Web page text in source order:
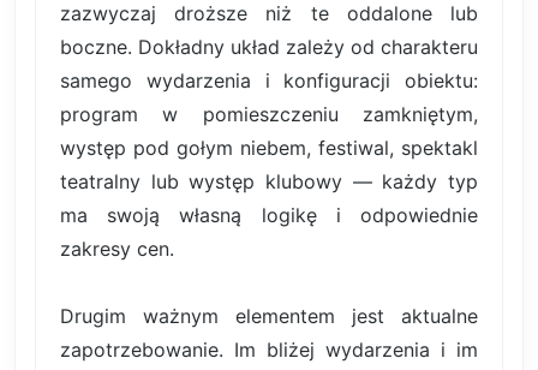
zazwyczaj droższe niż te oddalone lub
boczne. Dokładny układ zależy od charakteru
samego wydarzenia i konfiguracji obiektu:
program w pomieszczeniu zamkniętym,
występ pod gołym niebem, festiwal, spektakl
teatralny lub występ klubowy — każdy typ
ma swoją własną logikę i odpowiednie
zakresy cen.
Drugim ważnym elementem jest aktualne
zapotrzebowanie. Im bliżej wydarzenia i im